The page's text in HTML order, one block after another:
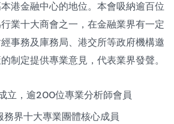
港金融中心的地位。本會吸納逾百位
業十大商會之一，在金融業界有一定
事務及庫務局、港交所等政府機構邀
制定提供專業意見，代表業界發聲。
立，逾200位專業分析師會員
務界十大專業團體核心成員